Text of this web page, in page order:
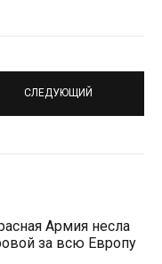
СЛЕДУЮЩИЙ
Армия несла
за всю Европу